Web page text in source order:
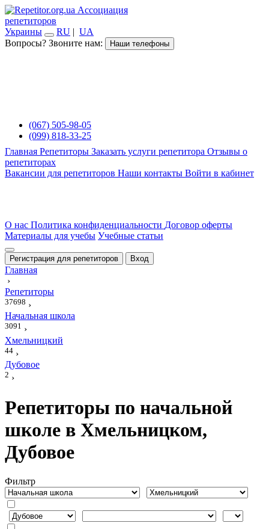
Ассоциация
репетиторов
Украины
RU | UA
Вопросы? Звоните нам:
Наши телефоны
(067) 505-98-05
(099) 818-33-25
Главная Репетиторы Заказать услуги репетитора Отзывы о
репетиторах
Вакансии для репетиторов Наши контакты Войти в кабинет
О нас Политика конфиденциальности Договор оферты
Материалы для учебы Учебные статьи
Регистрация для репетиторов Вход
Главная
›
Репетиторы
37698 ›
Начальная школа
3091 ›
Хмельницкий
44 ›
Дубовое
2 ›
Репетиторы по начальной
школе в Хмельницком,
Дубовое
Фильтр